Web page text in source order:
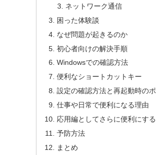
ネットワーク通信
困った体験談
なぜ問題が起きるのか
初心者向けの解決手順
Windowsでの確認方法
便利なショートカットキー
設定の確認方法と再起動時の
仕事や日常で便利になる理由
応用編としてさらに便利にす
予防方法
まとめ